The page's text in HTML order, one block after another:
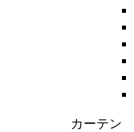
カーテン